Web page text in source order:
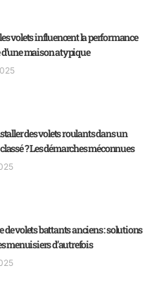
volets influencent la performance
maison atypique
des volets roulants dans un
? Les démarches méconnues
de volets battants anciens : solutions
menuisiers d’autrefois